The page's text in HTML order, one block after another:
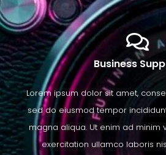
Business
Lorem ipsum dolor sit amet,
sed do eiusmod tempor
magna aliqua. Ut enim ad minim
exercitation ullamco laboris